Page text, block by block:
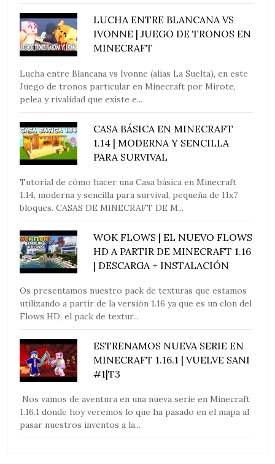
LUCHA ENTRE BLANCANA VS
IVONNE | JUEGO DE TRONOS EN
MINECRAFT
Lucha entre Blancana vs Ivonne (alias La Suelta), en este
Juego de tronos particular en Minecraft por Mirote,
pelea y rivalidad que existe e...
CASA BÁSICA EN MINECRAFT
1.14 | MODERNA Y SENCILLA
PARA SURVIVAL
Tutorial de cómo hacer una Casa básica en Minecraft
1.14, moderna y sencilla para survival, pequeña de 11x7
bloques. CASAS DE MINECRAFT DE M...
WOK FLOWS | EL NUEVO FLOWS
HD A PARTIR DE MINECRAFT 1.16
| DESCARGA + INSTALACIÓN
Os presentamos nuestro pack de texturas que estamos
utilizando a partir de la versión 1.16 ya que es un clon del
Flows HD, el pack de textur...
ESTRENAMOS NUEVA SERIE EN
MINECRAFT 1.16.1 | VUELVE SANI
#1|T3
Nos vamos de aventura en una nueva serie en Minecraft
1.16.1 donde hoy veremos lo que ha pasado en el mapa al
pasar nuestros inventos a la...